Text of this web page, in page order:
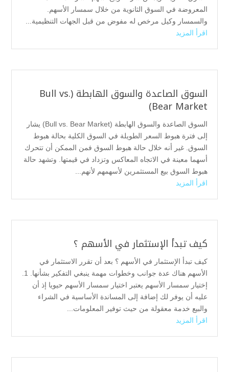
المعروضة في السوق الثانوية من خلال سمسار الأسهم.
والسمسار وكيل مرخص له مفوض من قبل الجهات التنظيمية...
اقرأ المزيد
السوق الصاعدة والسوق الهابطة (Bull vs.
Bear Market)
السوق الصاعدة والسوق الهابطة (Bull vs. Bear Market) يشار
إلى فترة هبوط السعر الطويلة في السوق الكلية بحالة هبوط
السوق. غير أنه خلال حالة هبوط السوق فمن الممكن أن تتحرك
أسهما معينة في الاتجاه المعاكس وتزداد في قيمتها. وتشهد حالة
هبوط السوق بيع المستثمرين لأسهمهم لأنهم...
اقرأ المزيد
كيف تبدأ الإستثمار في الأسهم ؟
كيف تبدأ الإستثمار في الأسهم ؟ بعد أن تقرر الاستثمار في
إختيار سمسار الأسهم يعتبر اختيار سمسار الأسهم حيويا إذ أن
عليه أن يوفر لك إضافة إلى المساندة الأساسية في الشراء
والبيع خدمة معقولة من حيث توفير المعلومات...
اقرأ المزيد